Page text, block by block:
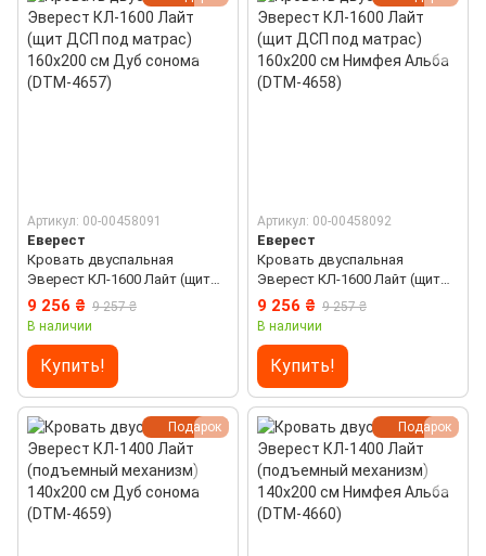
Артикул: 00-00458091
Еверест
Кровать двуспальная
Эверест КЛ-1600 Лайт (щит
ДСП под матрас) 160х200 см
Дуб сонома (DTM-4657)
9 256 ₴ 9 257 ₴
В наличии
Купить!
Артикул: 00-00458092
Еверест
Кровать двуспальная
Эверест КЛ-1600 Лайт (щит
ДСП под матрас) 160х200 см
Нимфея Альба (DTM-4658)
9 256 ₴ 9 257 ₴
В наличии
Купить!
Подарок Подарок